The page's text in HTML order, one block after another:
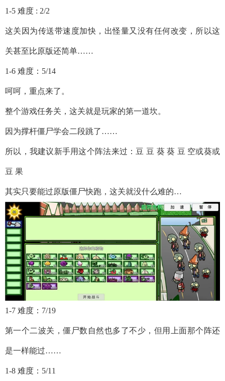
1-5 难度 : 2/2
这关因为传送带速度加快，出怪量又没有任何改变，所以这
关甚至比原版还简单……
1-6 难度：5/14
呵呵，重点来了。
整个游戏任务关，这关就是玩家的第一道坎。
因为撑杆僵尸学会二段跳了……
所以，我建议新手用这个阵法来过：豆 豆 葵 葵 豆 空或葵或
豆 果
其实只要能过原版僵尸快跑，这关就没什么难的…
1-7 难度：7/19
第一个二波关，僵尸数自然也多了不少，但用上面那个阵还
是一样能过……
1-8 难度：5/11